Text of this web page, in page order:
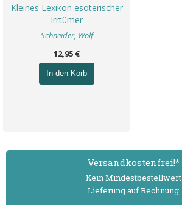
Kleines Lexikon esoterischer
Irrtümer
Schneider, Wolf
12,95 €
In den Korb
Versand­kostenfrei!*
Kein Mindest­bestell­wert
Lieferung auf Rechnung